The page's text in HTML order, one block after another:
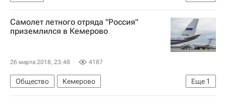
Массовая высылка российских дипломатов
Северная Македония
МИД Македонии
Самолет летного отряда "Россия"
приземлился в Кемерово
26 марта 2018, 23:48 4187
Еще 1
Общество
Кемерово
Пожар в торговом центре в Кемерово